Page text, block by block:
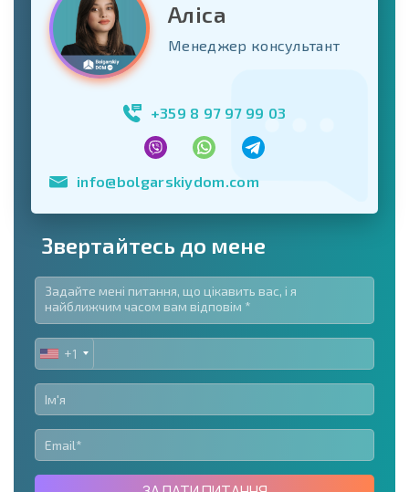
Аліса
Менеджер консультант
+359 8 97 97 99 03
info@bolgarskiydom.com
Звертайтесь до мене
UNITED
STATES
+1
+1